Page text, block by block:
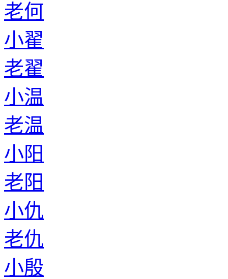
老何
小翟
老翟
小温
老温
小阳
老阳
小仇
老仇
小殷